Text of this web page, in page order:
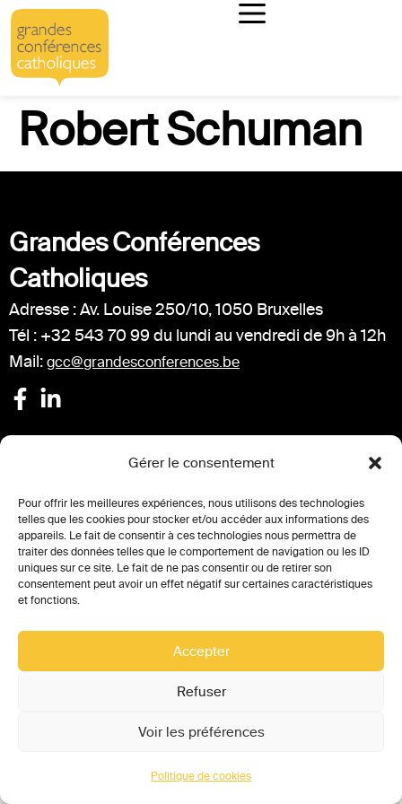
Gérer le consentement
Pour offrir les meilleures expériences, nous utilisons des technologies
telles que les cookies pour stocker et/ou accéder aux informations des
appareils. Le fait de consentir à ces technologies nous permettra de
traiter des données telles que le comportement de navigation ou les ID
uniques sur ce site. Le fait de ne pas consentir ou de retirer son
consentement peut avoir un effet négatif sur certaines caractéristiques
et fonctions.
Accepter
Refuser
Voir les préférences
Politique de cookies
Robert Schuman
Grandes Conférences
Catholiques
Adresse : Av. Louise 250/10, 1050 Bruxelles
Tél : +32 543 70 99 du lundi au vendredi de 9h à 12h
Mail: gcc@grandesconferences.be
Conférences à venir
Comptes-rendu des conférences
Partenaires
Replay des conférences
MENTIONS LÉGALES
POLITIQUE DE COOKIES (UE)